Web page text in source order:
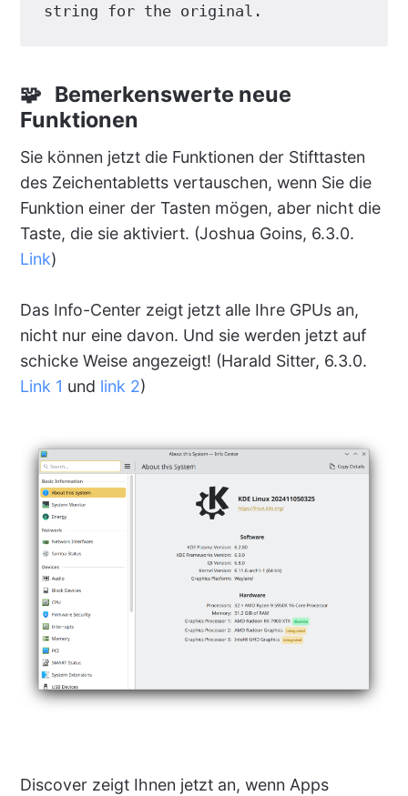
string for the original.
🧩 Bemerkenswerte neue
Funktionen
Sie können jetzt die Funktionen der Stifttasten
des Zeichentabletts vertauschen, wenn Sie die
Funktion einer der Tasten mögen, aber nicht die
Taste, die sie aktiviert. (Joshua Goins, 6.3.0.
Link)
Das Info-Center zeigt jetzt alle Ihre GPUs an,
nicht nur eine davon. Und sie werden jetzt auf
schicke Weise angezeigt! (Harald Sitter, 6.3.0.
Link 1 und link 2)
Discover zeigt Ihnen jetzt an, wenn Apps